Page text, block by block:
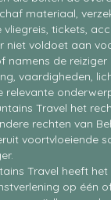
materiaal,
tickets,
niet voldoet aan
namens de
vaardigheden,
relevante
Travel het
rechten van
voortvloeiende
Travel heeft
op één